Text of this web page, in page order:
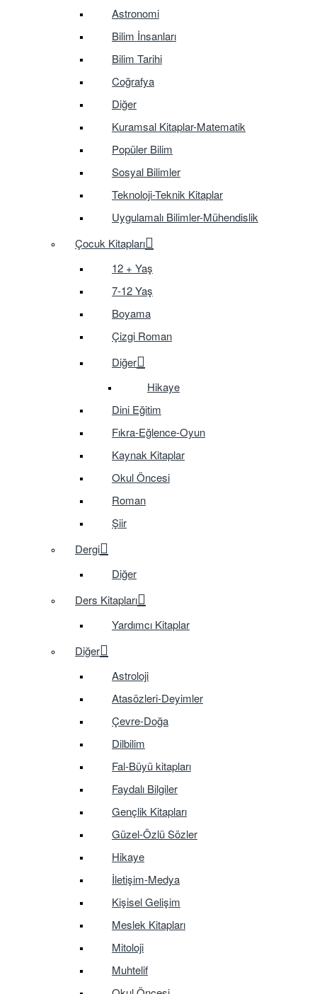
Astronomi
Bilim İnsanları
Bilim Tarihi
Coğrafya
Diğer
Kuramsal Kitaplar-Matematik
Popüler Bilim
Sosyal Bilimler
Teknoloji-Teknik Kitaplar
Uygulamalı Bilimler-Mühendislik
Çocuk Kitapları
12 + Yaş
7-12 Yaş
Boyama
Çizgi Roman
Diğer
Hikaye
Dini Eğitim
Fıkra-Eğlence-Oyun
Kaynak Kitaplar
Okul Öncesi
Roman
Şiir
Dergi
Diğer
Ders Kitapları
Yardımcı Kitaplar
Diğer
Astroloji
Atasözleri-Deyimler
Çevre-Doğa
Dilbilim
Fal-Büyü kitapları
Faydalı Bilgiler
Gençlik Kitapları
Güzel-Özlü Sözler
Hikaye
İletişim-Medya
Kişisel Gelişim
Meslek Kitapları
Mitoloji
Muhtelif